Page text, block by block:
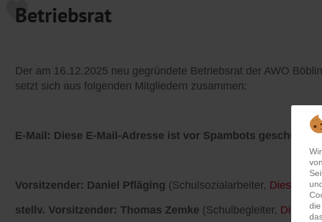
Betriebsrat
Der am 16.12.2025 neu gegründete Betriebsrat der AWO
setzt sich aus folgenden Mitgliedern zusammen:
E-Mail: Diese E-Mail-Adresse ist vor Spambots geschützt!
Vorsitzender: Daniel Pfläging (Schulsozialarbeiter, Diese E-
stellv. Vorsitzender: Thomas Zemke (Schulbegleiter, Diese